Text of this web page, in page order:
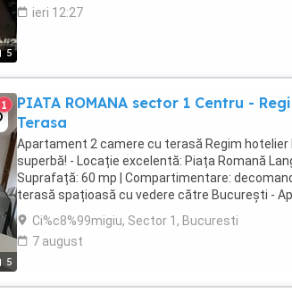
5
ieri 12:27
5
1
PIATA ROMANA sector 1 Centru -
Terasa
Apartament 2 camere cu terasă Regim hotelier
superbă! - Locație excelentă: Piața Romană
Suprafață: 60 mp | Compartimentare:
terasă spațioasă cu vedere către București -
complet mobilat și utilat, recent ...
Ci%c8%99migiu, Sector 1, Bucuresti
7 august